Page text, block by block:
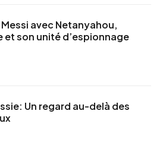
avec Netanyahou,
et son unité d’espionnage
Un regard au-delà des